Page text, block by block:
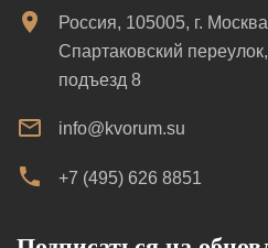
Россия, 105005, г. Москва
Спартаковский
подъезд 8
info@kvorum.su
+7 (495) 626 8851